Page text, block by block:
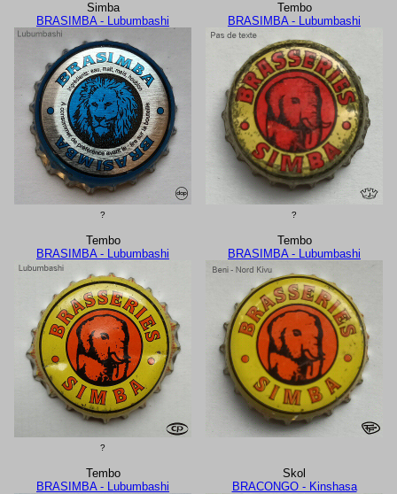
Simba
BRASIMBA - Lubumbashi
?
Tembo
BRASIMBA - Lubumbashi
?
Tembo
BRASIMBA - Lubumbashi
?
Tembo
BRASIMBA - Lubumbashi
Tembo
BRASIMBA - Lubumbashi
Skol
BRACONGO - Kinshasa